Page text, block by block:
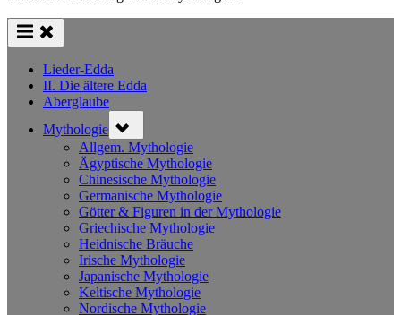
Lieder-Edda
II. Die ältere Edda
Aberglaube
Mythologie sub-
menu
Allgem. Mythologie
Ägyptische Mythologie
Chinesische Mythologie
Germanische Mythologie
Götter & Figuren in der Mythologie
Griechische Mythologie
Heidnische Bräuche
Irische Mythologie
Japanische Mythologie
Keltische Mythologie
Nordische Mythologie